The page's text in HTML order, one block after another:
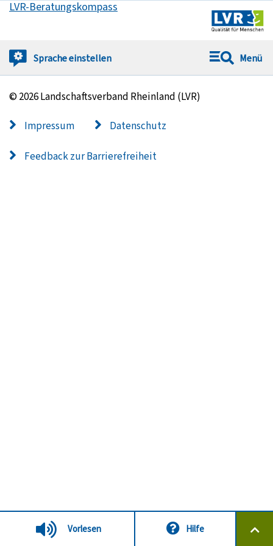
LVR-Beratungskompass
Spracheeinstellen Menü
© 2026 Landschaftsverband Rheinland (LVR)
Impressum Datenschutz
Feedback zur Barrierefreiheit
Hilfe
Vorlesen